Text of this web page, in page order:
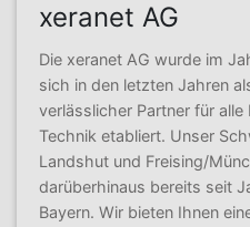
xeranet AG
Die xeranet AG wurde im
sich in den letzten Jahren
verlässlicher Partner für alle
Technik etabliert. Unser
Landshut und Freising/
darüberhinaus bereits seit
Bayern. Wir bieten Ihnen